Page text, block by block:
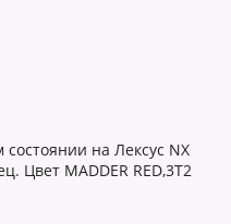
на Лексус NX
Цвет MADDER RED,3T2